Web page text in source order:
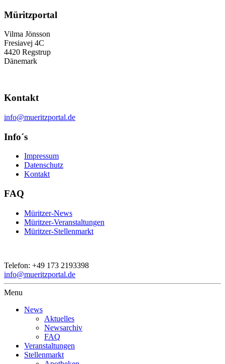
Müritzportal
Vilma Jönsson
Fresiavej 4C
4420 Regstrup
Dänemark
Kontakt
info@mueritzportal.de
Info´s
Impressum
Datenschutz
Kontakt
FAQ
Müritzer-News
Müritzer-Veranstaltungen
Müritzer-Stellenmarkt
Telefon: +49 173 2193398
info@mueritzportal.de
Menu
News
Aktuelles
Newsarchiv
FAQ
Veranstaltungen
Stellenmarkt